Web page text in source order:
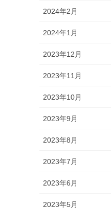
2024年2月
2024年1月
2023年12月
2023年11月
2023年10月
2023年9月
2023年8月
2023年7月
2023年6月
2023年5月